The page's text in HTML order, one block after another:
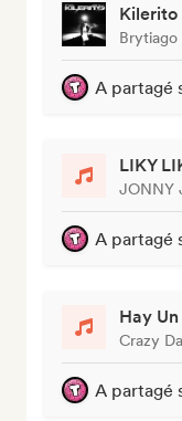
Kilerito
Brytiago
A partagé
LIKY
JONNY
A partagé
Hay
Crazy
A partagé